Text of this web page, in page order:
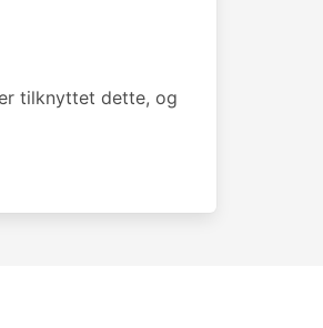
tilknyttet dette, og